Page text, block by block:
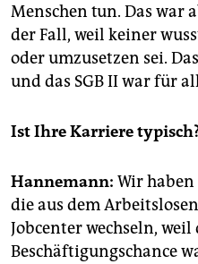
Menschen tun. Das war
der Fall, weil keiner
oder umzusetzen sei.
und das SGB II war für
Ist Ihre Karriere
Hannemann: Wir
die aus dem
Jobcenter wechseln,
Beschäftigungschance